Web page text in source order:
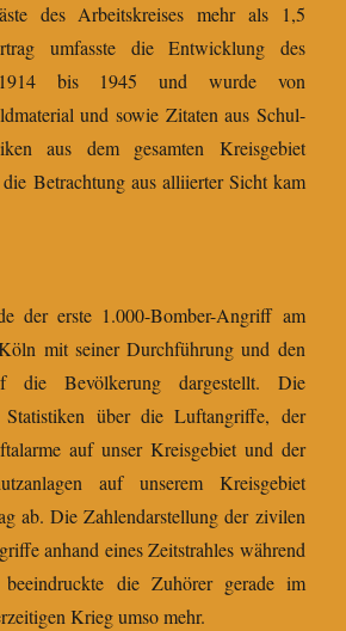
des Arbeitskreises mehr als 1,5
umfasste die Entwicklung des
bis 1945 und wurde von
und sowie Zitaten aus Schul-
aus dem gesamten Kreisgebiet
Betrachtung aus alliierter Sicht kam
der erste 1.000-Bomber-Angriff am
mit seiner Durchführung und den
die Bevölkerung dargestellt. Die
Statistiken über die Luftangriffe, der
auf unser Kreisgebiet und der
auf unserem Kreisgebiet
ab. Die Zahlendarstellung der zivilen
anhand eines Zeitstrahles während
die Zuhörer gerade im
Krieg umso mehr.